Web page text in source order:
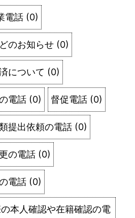
電話 (0)
のお知らせ (0)
について (0)
電話 (0) 督促電話 (0)
提出依頼の電話 (0)
の電話 (0)
電話 (0)
本人確認や在籍確認の電